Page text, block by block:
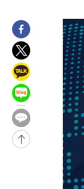
-8392초 전 >
미 워싱
-565초 전 >
[속보] 호
0.49%↑
18분 전 >
[속보] 이란
년 인터뷰
4시간 전 >
[속보] "이
-25237초 전 >
내일
-24874초 전 >
트럼
-24852초 전 >
"美간
-21372초 전 >
[속보]
[속보]
[속보]